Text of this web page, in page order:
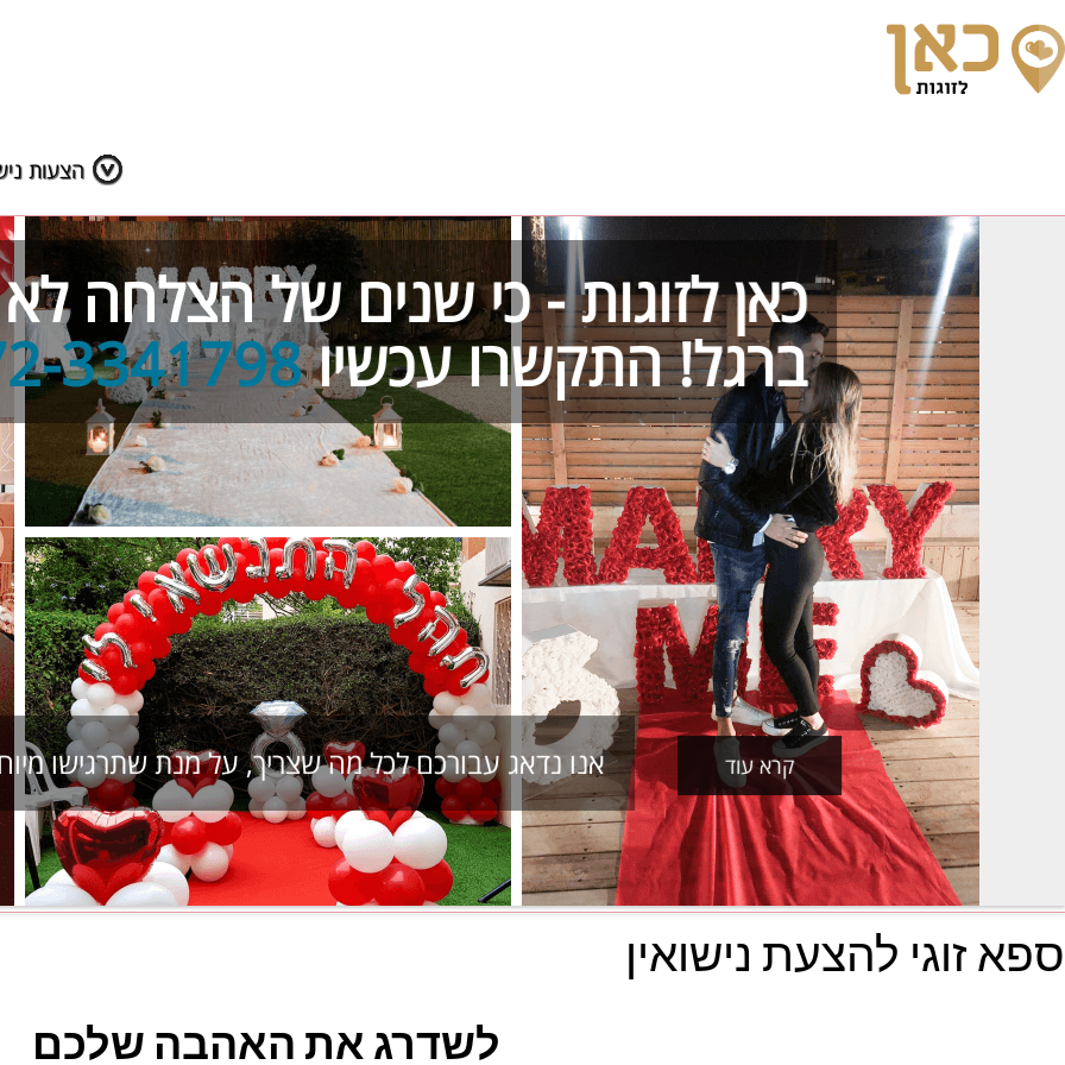
הצעות
כאן לזוגות - כי שנים של הצלחה
ברגל! התקשרו עכשיו3341798
אנו נדאג עבורכם לכל מה שצריך, על מנת שתרגישו קרא עוד
ספא זוגי להצעת נישואין
לשדרג את האהבה שלכם